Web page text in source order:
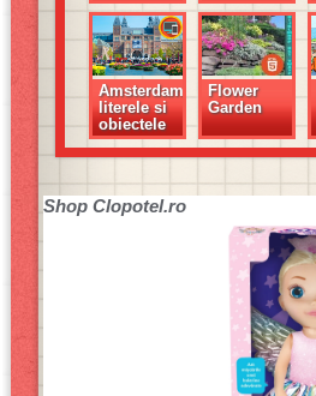
Amsterdam,
literele si
obiectele
ascunse
Flower
Garden
Shop Clopotel.ro